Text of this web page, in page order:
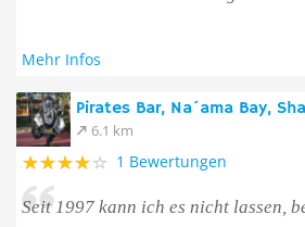
Mehr Infos
Pirates Bar, Na´ama Bay,
6.1 km
1 Bewertungen
Seit 1997 kann ich es nicht lassen,